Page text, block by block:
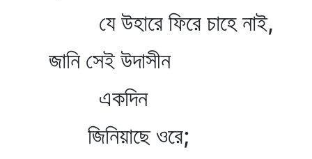
যে উহারে ফিরে চাহে নাই,
জানি সেই উদাসীন
একদিন
জিনিয়াছে ওরে;